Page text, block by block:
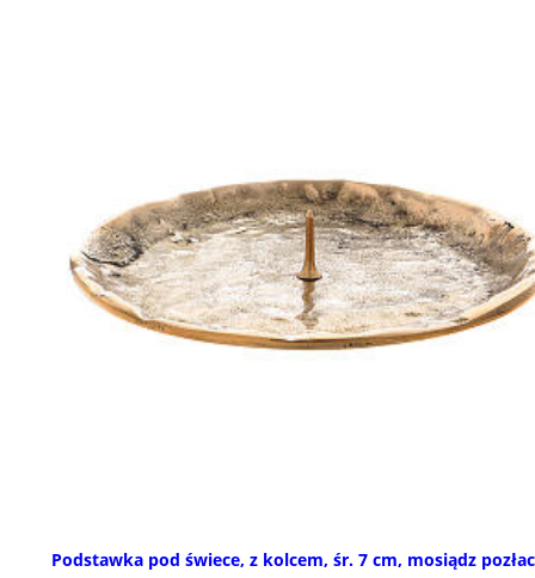
Podstawka pod świece, z kolcem, śr. 7 cm, mosiądz